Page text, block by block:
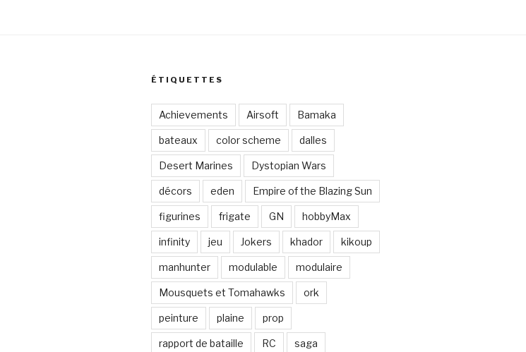
ÉTIQUETTES
Achievements Airsoft Bamaka
bateaux color scheme dalles
Desert Marines Dystopian Wars
décors eden Empire of the Blazing Sun
figurines frigate GN hobbyMax
infinity jeu Jokers khador kikoup
manhunter modulable modulaire
Mousquets et Tomahawks ork
peinture plaine prop
rapport de bataille RC saga